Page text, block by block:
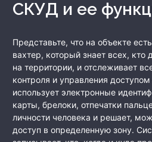
СКУД и ее
Представьте, что на объекте
вахтер, который знает всех, кто
на территории, и отслеживает
контроля и управления
использует электронные
карты, брелоки, отпечатки
личности человека и решает,
доступ в определенную зону.